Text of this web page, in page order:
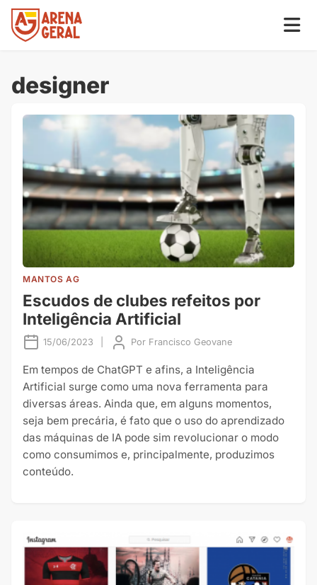
designer
MANTOS AG
Escudos de clubes refeitos por
Inteligência Artificial
15/06/2023 Por Francisco Geovane
Em tempos de ChatGPT e afins, a Inteligência
Artificial surge como uma nova ferramenta para
diversas áreas. Ainda que, em alguns momentos,
seja bem precária, é fato que o uso do aprendizado
das máquinas de IA pode sim revolucionar o modo
como consumimos e, principalmente, produzimos
conteúdo.